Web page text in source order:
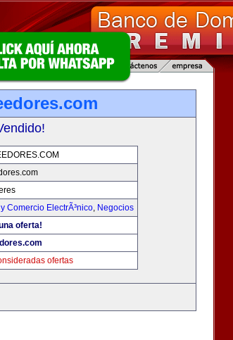
Comercio ElectrÃ³nico, Negocios
oferta!
ofertas